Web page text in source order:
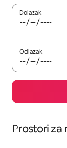
Dolazak
Odlazak
Prostori za